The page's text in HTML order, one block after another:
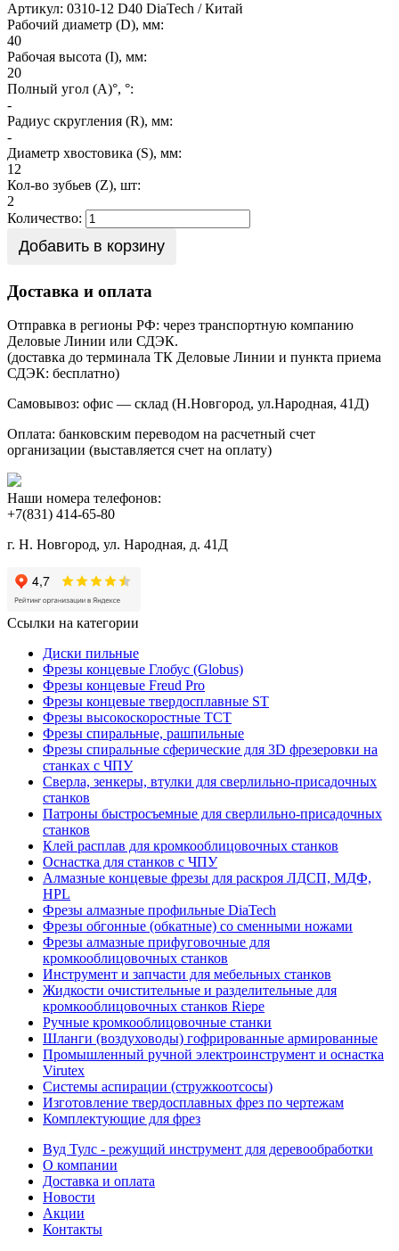
Артикул: 0310-12 D40 DiaTech / Китай
Рабочий диаметр (D), мм:
40
Рабочая высота (I), мм:
20
Полный угол (A)°, °:
-
Радиус скругления (R), мм:
-
Диаметр хвостовика (S), мм:
12
Кол-во зубьев (Z), шт:
2
Количество:
Добавить в корзину
Доставка и оплата
Отправка в регионы РФ: через транспортную компанию
Деловые Линии или СДЭК.
(доставка до терминала ТК Деловые Линии и пункта приема
СДЭК: бесплатно)
Самовывоз: офис — склад (Н.Новгород, ул.Народная, 41Д)
Оплата: банковским переводом на расчетный счет
организации (выставляется счет на оплату)
Наши номера телефонов:
+7(831) 414-65-80
г. Н. Новгород, ул. Народная, д. 41Д
Ссылки на категории
Диски пильные
Фрезы концевые Глобус (Globus)
Фрезы концевые Freud Pro
Фрезы концевые твердосплавные ST
Фрезы высокоскоростные ТСТ
Фрезы спиральные, рашпильные
Фрезы спиральные сферические для 3D фрезеровки на
станках с ЧПУ
Сверла, зенкеры, втулки для сверлильно-присадочных
станков
Патроны быстросъемные для сверлильно-присадочных
станков
Клей расплав для кромкооблицовочных станков
Оснастка для станков с ЧПУ
Алмазные концевые фрезы для раскроя ЛДСП, МДФ,
HPL
Фрезы алмазные профильные DiaTech
Фрезы обгонные (обкатные) со сменными ножами
Фрезы алмазные прифуговочные для
кромкооблицовочных станков
Инструмент и запчасти для мебельных станков
Жидкости очистительные и разделительные для
кромкооблицовочных станков Riepe
Ручные кромкооблицовочные станки
Шланги (воздуховоды) гофрированные армированные
Промышленный ручной электроинструмент и оснастка
Virutex
Системы аспирации (стружкоотсосы)
Изготовление твердосплавных фрез по чертежам
Комплектующие для фрез
Вуд Тулс - режущий инструмент для деревообработки
О компании
Доставка и оплата
Новости
Акции
Контакты